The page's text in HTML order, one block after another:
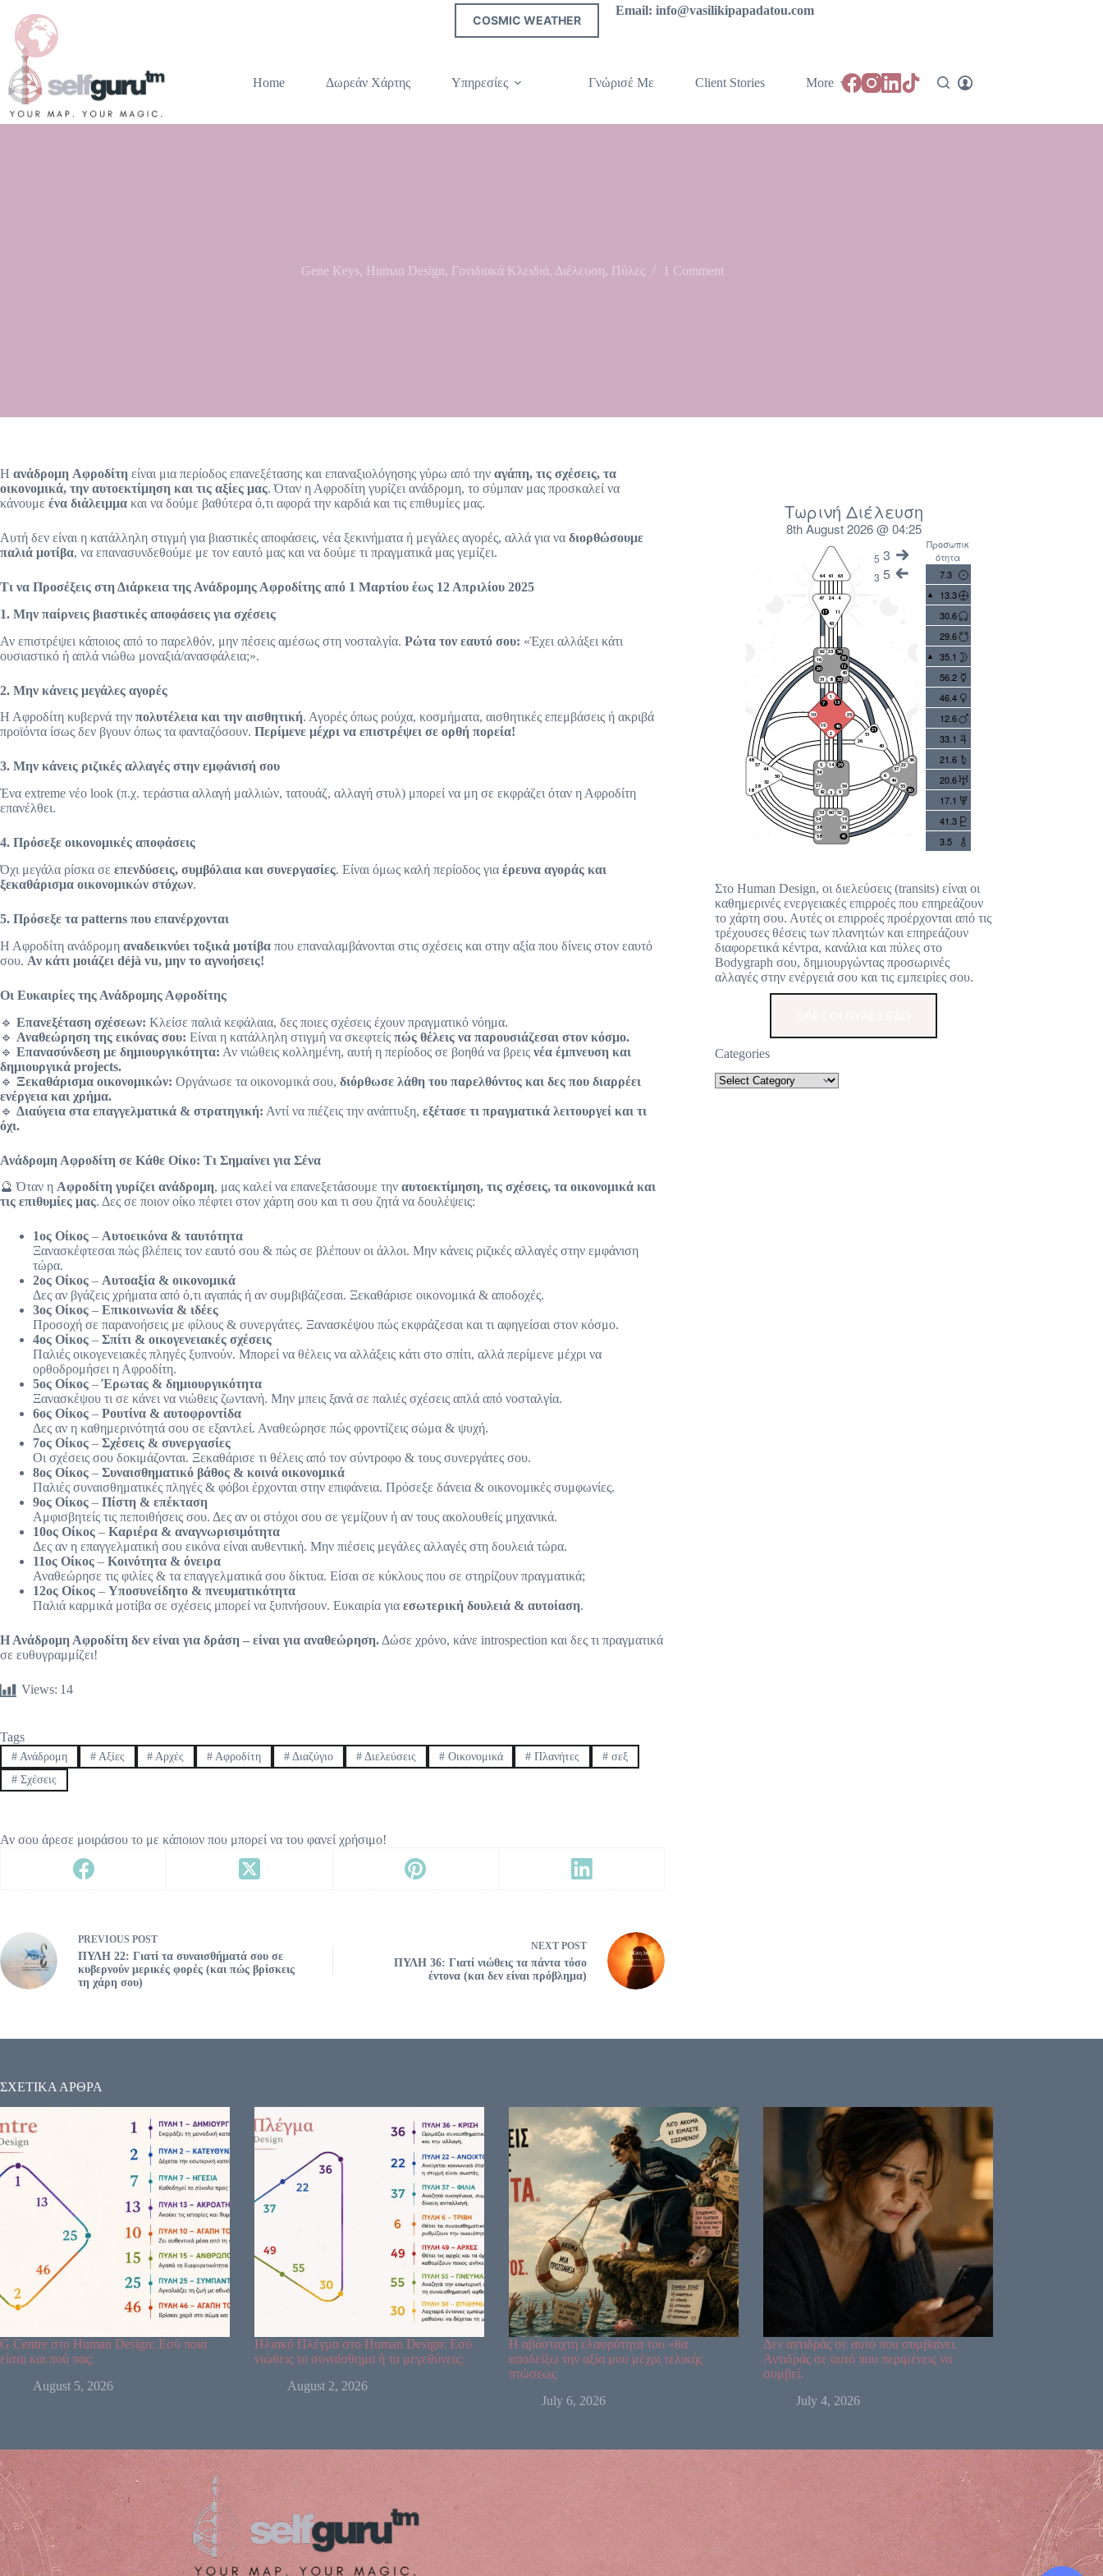
COSMIC WEATHER
Email: info@vasilikipapadatou.com
Home Δωρεάν Χάρτης Υπηρεσίες Γνώρισέ Με Client Stories More
Gene Keys, Human Design, Γονιδιακά Κλειδιά, Διέλευση, Πύλες 1 Comment
Η ανάδρομη Αφροδίτη είναι μια περίοδος επανεξέτασης και επαναξιολόγησης γύρω από την αγάπη, τις σχέσεις, τα
οικονομικά, την αυτοεκτίμηση και τις αξίες μας. Όταν η Αφροδίτη γυρίζει ανάδρομη, το σύμπαν μας προσκαλεί να
κάνουμε ένα διάλειμμα και να δούμε βαθύτερα ό,τι αφορά την καρδιά και τις επιθυμίες μας.
Αυτή δεν είναι η κατάλληλη στιγμή για βιαστικές αποφάσεις, νέα ξεκινήματα ή μεγάλες αγορές, αλλά για να διορθώσουμε
παλιά μοτίβα, να επανασυνδεθούμε με τον εαυτό μας και να δούμε τι πραγματικά μας γεμίζει.
Τι να Προσέξεις στη Διάρκεια της Ανάδρομης Αφροδίτης από 1 Μαρτίου έως 12 Απριλίου 2025
1. Μην παίρνεις βιαστικές αποφάσεις για σχέσεις
Αν επιστρέψει κάποιος από το παρελθόν, μην πέσεις αμέσως στη νοσταλγία. Ρώτα τον εαυτό σου: «Έχει αλλάξει κάτι
ουσιαστικό ή απλά νιώθω μοναξιά/ανασφάλεια;».
2. Μην κάνεις μεγάλες αγορές
Η Αφροδίτη κυβερνά την πολυτέλεια και την αισθητική. Αγορές όπως ρούχα, κοσμήματα, αισθητικές επεμβάσεις ή ακριβά
προϊόντα ίσως δεν βγουν όπως τα φανταζόσουν. Περίμενε μέχρι να επιστρέψει σε ορθή πορεία!
3. Μην κάνεις ριζικές αλλαγές στην εμφάνισή σου
Ένα extreme νέο look (π.χ. τεράστια αλλαγή μαλλιών, τατουάζ, αλλαγή στυλ) μπορεί να μη σε εκφράζει όταν η Αφροδίτη
επανέλθει.
4. Πρόσεξε οικονομικές αποφάσεις
Όχι μεγάλα ρίσκα σε επενδύσεις, συμβόλαια και συνεργασίες. Είναι όμως καλή περίοδος για έρευνα αγοράς και
ξεκαθάρισμα οικονομικών στόχων.
5. Πρόσεξε τα patterns που επανέρχονται
Η Αφροδίτη ανάδρομη αναδεικνύει τοξικά μοτίβα που επαναλαμβάνονται στις σχέσεις και στην αξία που δίνεις στον εαυτό
σου. Αν κάτι μοιάζει déjà vu, μην το αγνοήσεις!
Οι Ευκαιρίες της Ανάδρομης Αφροδίτης
🔹 Επανεξέταση σχέσεων: Κλείσε παλιά κεφάλαια, δες ποιες σχέσεις έχουν πραγματικό νόημα.
🔹 Αναθεώρηση της εικόνας σου: Είναι η κατάλληλη στιγμή να σκεφτείς πώς θέλεις να παρουσιάζεσαι στον κόσμο.
🔹 Επανασύνδεση με δημιουργικότητα: Αν νιώθεις κολλημένη, αυτή η περίοδος σε βοηθά να βρεις νέα έμπνευση και
δημιουργικά projects.
🔹 Ξεκαθάρισμα οικονομικών: Οργάνωσε τα οικονομικά σου, διόρθωσε λάθη του παρελθόντος και δες που διαρρέει
ενέργεια και χρήμα.
🔹 Διαύγεια στα επαγγελματικά & στρατηγική: Αντί να πιέζεις την ανάπτυξη, εξέτασε τι πραγματικά λειτουργεί και τι
όχι.
Ανάδρομη Αφροδίτη σε Κάθε Οίκο: Τι Σημαίνει για Σένα
🔮 Όταν η Αφροδίτη γυρίζει ανάδρομη, μας καλεί να επανεξετάσουμε την αυτοεκτίμηση, τις σχέσεις, τα οικονομικά και
τις επιθυμίες μας. Δες σε ποιον οίκο πέφτει στον χάρτη σου και τι σου ζητά να δουλέψεις:
1ος Οίκος – Αυτοεικόνα & ταυτότητα
Ξανασκέφτεσαι πώς βλέπεις τον εαυτό σου & πώς σε βλέπουν οι άλλοι. Μην κάνεις ριζικές αλλαγές στην εμφάνιση
τώρα.
2ος Οίκος – Αυτοαξία & οικονομικά
Δες αν βγάζεις χρήματα από ό,τι αγαπάς ή αν συμβιβάζεσαι. Ξεκαθάρισε οικονομικά & αποδοχές.
3ος Οίκος – Επικοινωνία & ιδέες
Προσοχή σε παρανοήσεις με φίλους & συνεργάτες. Ξανασκέψου πώς εκφράζεσαι και τι αφηγείσαι στον κόσμο.
4ος Οίκος – Σπίτι & οικογενειακές σχέσεις
Παλιές οικογενειακές πληγές ξυπνούν. Μπορεί να θέλεις να αλλάξεις κάτι στο σπίτι, αλλά περίμενε μέχρι να
ορθοδρομήσει η Αφροδίτη.
5ος Οίκος –Έρωτας & δημιουργικότητα
Ξανασκέψου τι σε κάνει να νιώθεις ζωντανή. Μην μπεις ξανά σε παλιές σχέσεις απλά από νοσταλγία.
6ος Οίκος – Ρουτίνα & αυτοφροντίδα
Δες αν η καθημερινότητά σου σε εξαντλεί. Αναθεώρησε πώς φροντίζεις σώμα & ψυχή.
7ος Οίκος – Σχέσεις & συνεργασίες
Οι σχέσεις σου δοκιμάζονται. Ξεκαθάρισε τι θέλεις από τον σύντροφο & τους συνεργάτες σου.
8ος Οίκος – Συναισθηματικό βάθος & κοινά οικονομικά
Παλιές συναισθηματικές πληγές & φόβοι έρχονται στην επιφάνεια. Πρόσεξε δάνεια & οικονομικές συμφωνίες.
9ος Οίκος – Πίστη & επέκταση
Αμφισβητείς τις πεποιθήσεις σου. Δες αν οι στόχοι σου σε γεμίζουν ή αν τους ακολουθείς μηχανικά.
10ος Οίκος – Καριέρα & αναγνωρισιμότητα
Δες αν η επαγγελματική σου εικόνα είναι αυθεντική. Μην πιέσεις μεγάλες αλλαγές στη δουλειά τώρα.
11ος Οίκος – Κοινότητα & όνειρα
Αναθεώρησε τις φιλίες & τα επαγγελματικά σου δίκτυα. Είσαι σε κύκλους που σε στηρίζουν πραγματικά;
12ος Οίκος – Υποσυνείδητο & πνευματικότητα
Παλιά καρμικά μοτίβα σε σχέσεις μπορεί να ξυπνήσουν. Ευκαιρία για εσωτερική δουλειά & αυτοίαση.
Η Ανάδρομη Αφροδίτη δεν είναι για δράση – είναι για αναθεώρηση. Δώσε χρόνο, κάνε introspection και δες τι πραγματικά
σε ευθυγραμμίζει!
Views: 14
Tags
#Ανάδρομη #Αξίες # Αρχές # Αφροδίτη # Διαζύγιο #Διελεύσεις #Οικονομικά # Πλανήτες # σεξ
#Σχέσεις
Αν σου άρεσε μοιράσου το με κάποιον που μπορεί να του φανεί χρήσιμο!
PREVIOUS POST
ΠΥΛΗ 22: Γιατί τα συναισθήματά σου σε
κυβερνούν μερικές φορές (και πώς βρίσκεις
τη χάρη σου)
NEXTPOST
ΠΥΛΗ 36: Γιατί νιώθεις τα πάντα τόσο
έντονα (και δεν είναι πρόβλημα)
Τωρινή Διέλευση
8th August 2026 @ 04:25
5 3
3 5
Προσωπικ
ότητα
7.3
13.3
30.6
29.6
35.1
56.2
46.4
12.6
33.1
21.6
20.6
17.1
41.3
3.5
Στο Human Design, οι διελεύσεις (transits) είναι οι
καθημερινές ενεργειακές επιρροές που επηρεάζουν
το χάρτη σου. Αυτές οι επιρροές προέρχονται από τις
τρέχουσες θέσεις των πλανητών και επηρεάζουν
διαφορετικά κέντρα, κανάλια και πύλες στο
Bodygraph σου, δημιουργώντας προσωρινές
αλλαγές στην ενέργειά σου και τις εμπειρίες σου.
Categories
ΣΧΕΤΙΚΑ ΑΡΘΡΑ
G Centre στο Human Design: Εσύ ποια
είσαι και πού πας;
August 5, 2026
Ηλιακό Πλέγμα στο Human Design: Εσύ
νιώθεις το συναίσθημα ή το μεγεθύνεις;
August 2, 2026
Η αβάσταχτη ελαφρότητα του «θα
αποδείξω την αξία μου μέχρι τελικής
πτώσεως
July 6, 2026
Δεν αντιδράς σε αυτό που συμβαίνει.
Αντιδράς σε αυτό που περιμένεις να
συμβεί.
July 4, 2026